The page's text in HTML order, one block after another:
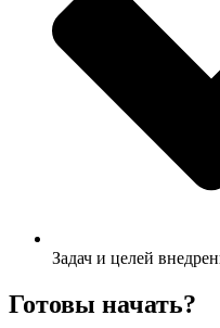
Задач и целей
Готовы начать?